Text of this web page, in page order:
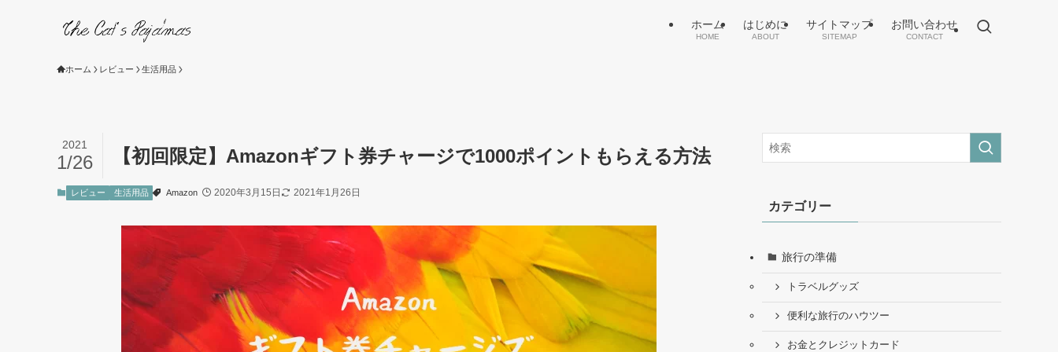
ホーム
HOME
はじめに
ABOUT
サイトマップ
SITEMAP
お問い合わせ
CONTACT
ホーム レビュー 生活用品
【初回限定】Amazonギフト券チャージで1000ポイントもらえる方法
2021
1/26
レビュー 生活用品 Amazon 2020年3月15日 2021年1月26日
カテゴリー
旅行の準備
トラベルグッズ
便利な旅行のハウツー
お金とクレジットカード